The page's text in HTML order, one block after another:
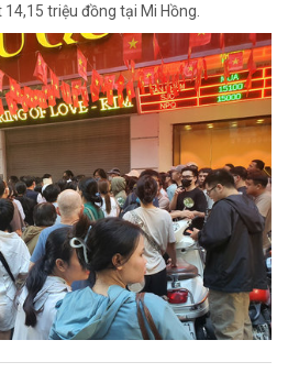
triệu đồng tại Mi Hồng.